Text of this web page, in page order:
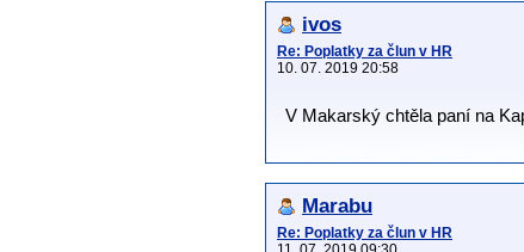
ivos
Re: Poplatky za člun v HR
10. 07. 2019 20:58
V Makarský chtěla paní na
Marabu
Re: Poplatky za člun v HR